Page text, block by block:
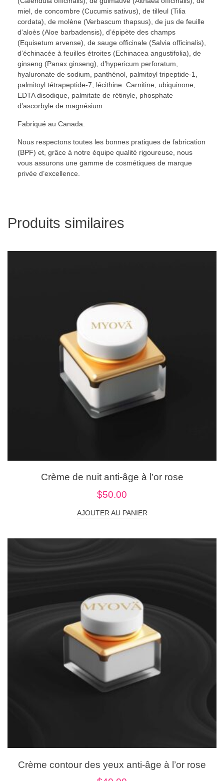
miel, de concombre (Cucumis sativus), de tilleul (Tilia
cordata), de molène (Verbascum thapsus), de jus de feuille
d’aloès (Aloe barbadensis), d’épipète des champs
(Equisetum arvense), de sauge officinale (Salvia officinalis),
d’échinacée à feuilles étroites (Echinacea angustifolia), de
ginseng (Panax ginseng), d’hypericum perforatum,
hyaluronate de sodium, panthénol, palmitoyl tripeptide-1,
palmitoyl tétrapeptide-7, lécithine. Carnitine, ubiquinone,
EDTA disodique, palmitate de rétinyle, phosphate
d’ascorbyle de magnésium
Fabriqué au Canada.
Nous respectons toutes les bonnes pratiques de fabrication
(BPF) et, grâce à notre équipe qualité rigoureuse, nous
vous assurons une gamme de cosmétiques de marque
privée d’excellence.
Produits similaires
Crème de nuit anti-âge à l’or rose
$50.00
AJOUTER AU PANIER
Crème contour des yeux anti-âge à l’or rose